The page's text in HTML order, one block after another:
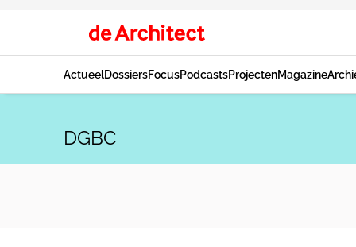
ActueelDossiersFocusPodcastsProjectenMagazine
DGBC